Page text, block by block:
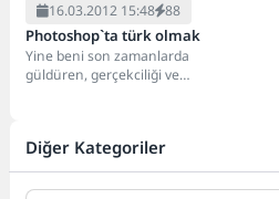
16.03.2012 15:48 88
Photoshop`ta türk olmak
Yine beni son zamanlarda
güldüren, gerçekciliği ve
Diğer Kategoriler